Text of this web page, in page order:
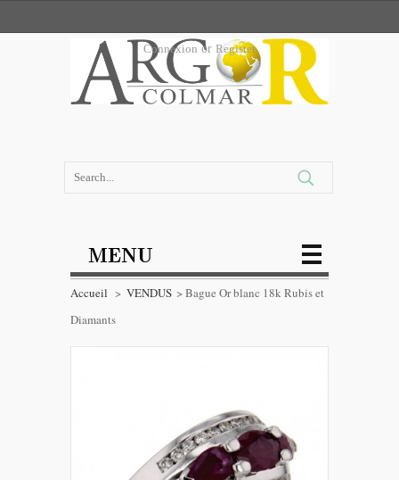
Connexion or Register
MENU
Accueil > VENDUS > Bague Or blanc 18k Rubis et
Diamants